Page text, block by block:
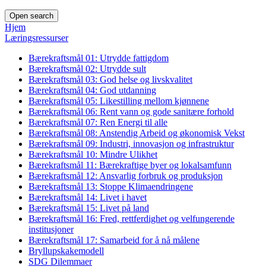
Open search
Hjem
Læringsressurser
Bærekraftsmål 01: Utrydde fattigdom
Bærekraftsmål 02: Utrydde sult
Bærekraftsmål 03: God helse og livskvalitet
Bærekraftsmål 04: God utdanning
Bærekraftsmål 05: Likestilling mellom kjønnene
Bærekraftsmål 06: Rent vann og gode sanitære forhold
Bærekraftsmål 07: Ren Energi til alle
Bærekraftsmål 08: Anstendig Arbeid og økonomisk Vekst
Bærekraftsmål 09: Industri, innovasjon og infrastruktur
Bærekraftsmål 10: Mindre Ulikhet
Bærekraftsmål 11: Bærekraftige byer og lokalsamfunn
Bærekraftsmål 12: Ansvarlig forbruk og produksjon
Bærekraftsmål 13: Stoppe Klimaendringene
Bærekraftsmål 14: Livet i havet
Bærekraftsmål 15: Livet på land
Bærekraftsmål 16: Fred, rettferdighet og velfungerende
institusjoner
Bærekraftsmål 17: Samarbeid for å nå målene
Bryllupskakemodell
SDG Dilemmaer